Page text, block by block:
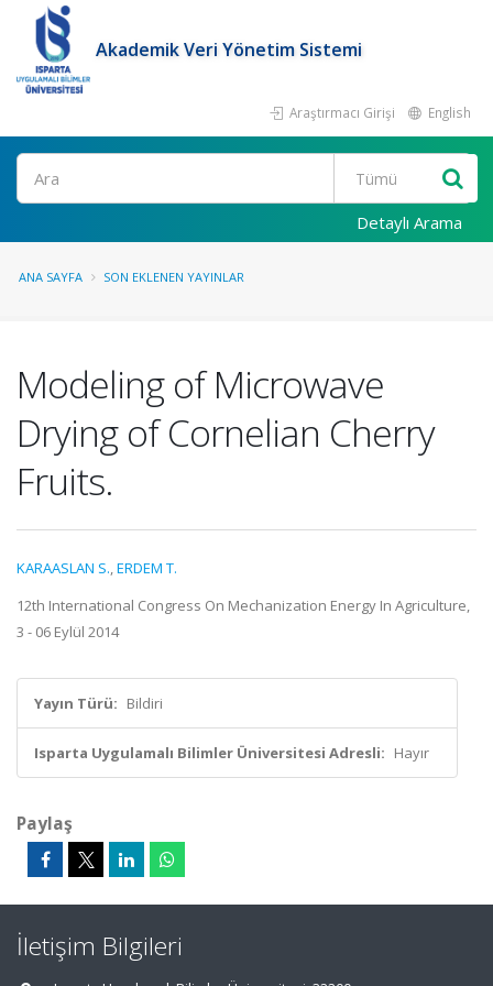
Akademik Veri Yönetim Sistemi
Araştırmacı Girişi English
Ara
Detaylı Arama
ANA SAYFA SON EKLENEN YAYINLAR
Modeling of Microwave
Drying of Cornelian Cherry
Fruits.
KARAASLAN S.,ERDEM T.
12th International Congress On Mechanization Energy In Agriculture,
3 - 06 Eylül 2014
Yayın Türü: Bildiri
Isparta Uygulamalı Bilimler Üniversitesi Adresli: Hayır
Paylaş
İletişim Bilgileri